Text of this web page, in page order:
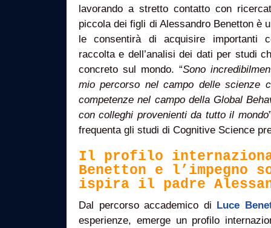
lavorando a stretto contatto con
piccola dei figli di Alessandro Benetton è
le consentirà di acquisire importanti
raccolta e dell’analisi dei dati per studi
concreto sul mondo. “Sono
mio percorso nel campo delle scienze
competenze nel campo della Global
con colleghi provenienti da tutto il mondo
frequenta gli studi di Cognitive Science
Il profilo
Benetton e l’impegno
ispira il padre
Dal percorso accademico di Luce
esperienze, emerge un profilo